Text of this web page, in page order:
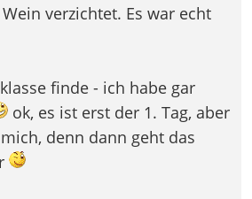
verzichtet. Es war echt
finde - ich habe gar
ok, es ist erst der 1. Tag, aber
denn dann geht das